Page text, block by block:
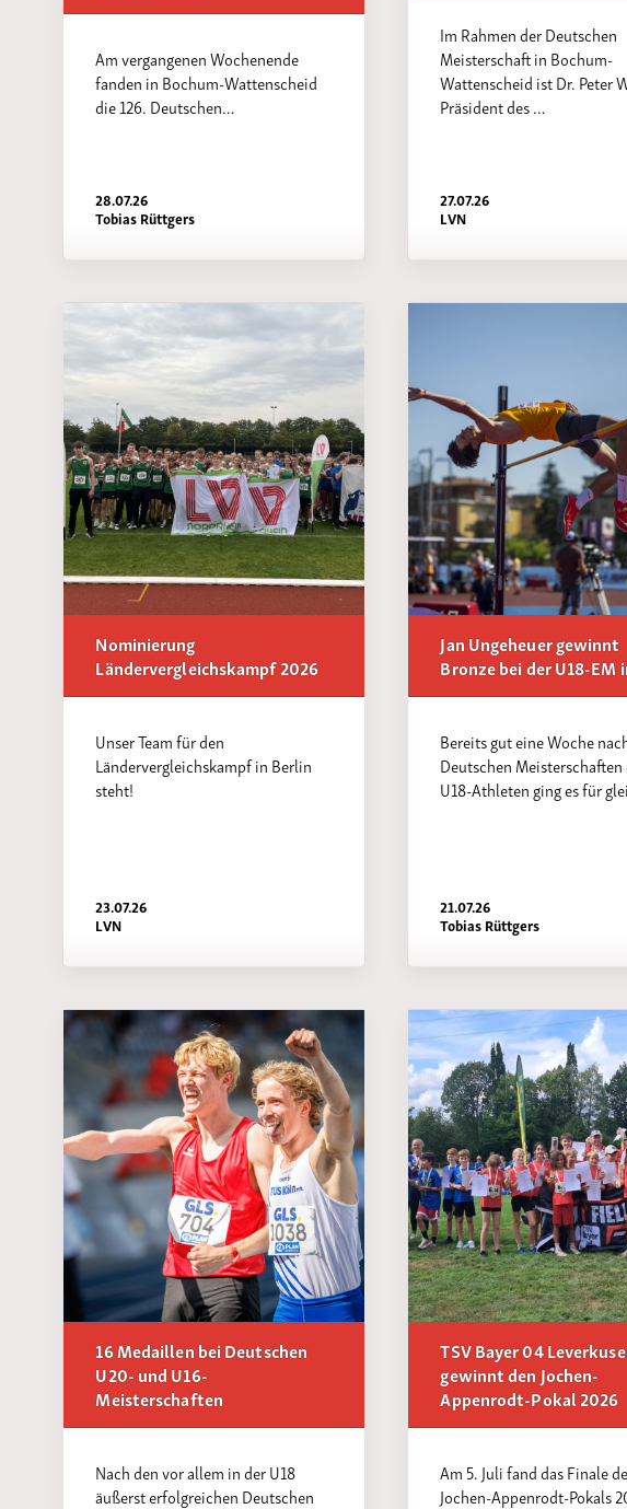
Am vergangenen Wochenende
fanden in Bochum-Wattenscheid
die 126. Deutschen…
28.07.26
Tobias Rüttgers
Im Rahmen der Deutschen
Meisterschaft in Bochum-
Wattenscheid ist Dr. Peter
Präsident des …
27.07.26
LVN
Nominierung
Ländervergleichskampf 2026
Unser Team für den
Ländervergleichskampf in Berlin
steht!
23.07.26
LVN
Jan Ungeheuer gewinnt
Bronze bei der U18-EM
Bereits gut eine Woche
Deutschen Meisterschaften
U18-Athleten ging es für
21.07.26
Tobias Rüttgers
16 Medaillen bei Deutschen
U20- und U16-
Meisterschaften
Nach den vor allem in der U18
äußerst erfolgreichen Deutschen
TSV Bayer 04
gewinnt den Jochen-
Appenrodt-Pokal 2026
Am 5. Juli fand das Finale
Jochen-Appenrodt-Pokals